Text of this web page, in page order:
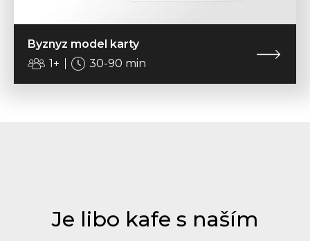
Byznyz model karty
1+
30-90 min
Je libo kafe s naším